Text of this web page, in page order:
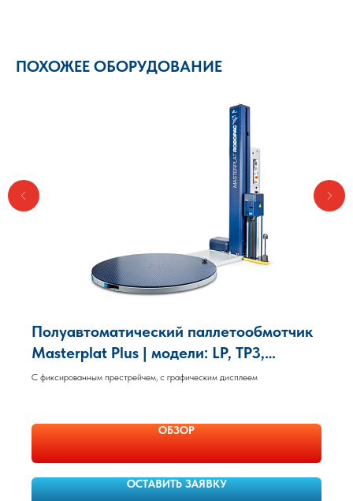
ПОХОЖЕЕ ОБОРУДОВАНИЕ
Полуавтоматический паллетообмотчик
Masterplat Plus | модели: LP, TP3,
FREEZER, FREEZER TP3, INOX, INOX TP3
С фиксированным престрейчем, с графическим дисплеем
ОБЗОР
ОСТАВИТЬ ЗАЯВКУ